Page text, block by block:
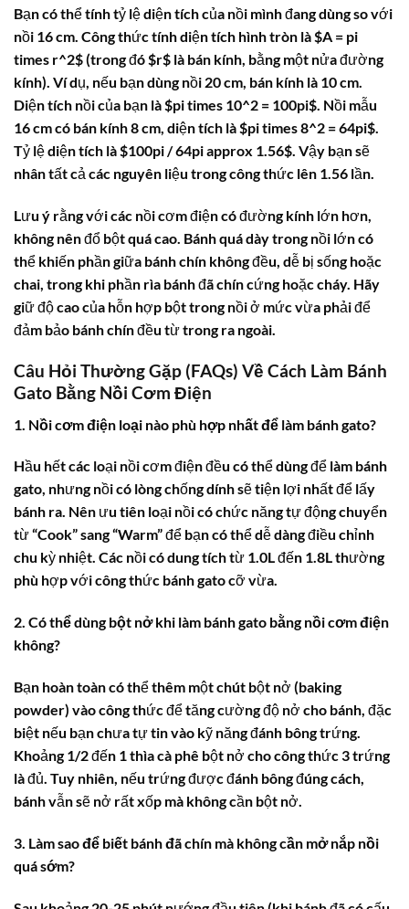
Bạn có thể tính tỷ lệ diện tích của nồi mình đang dùng so với
nồi 16 cm. Công thức tính diện tích hình tròn là $A = pi
times r^2$ (trong đó $r$ là bán kính, bằng một nửa đường
kính). Ví dụ, nếu bạn dùng nồi 20 cm, bán kính là 10 cm.
Diện tích nồi của bạn là $pi times 10^2 = 100pi$. Nồi mẫu
16 cm có bán kính 8 cm, diện tích là $pi times 8^2 = 64pi$.
Tỷ lệ diện tích là $100pi / 64pi approx 1.56$. Vậy bạn sẽ
nhân tất cả các nguyên liệu trong công thức lên 1.56 lần.
Lưu ý rằng với các nồi cơm điện có đường kính lớn hơn,
không nên đổ bột quá cao. Bánh quá dày trong nồi lớn có
thể khiến phần giữa bánh chín không đều, dễ bị sống hoặc
chai, trong khi phần rìa bánh đã chín cứng hoặc cháy. Hãy
giữ độ cao của hỗn hợp bột trong nồi ở mức vừa phải để
đảm bảo bánh chín đều từ trong ra ngoài.
Câu Hỏi Thường Gặp (FAQs) Về Cách Làm Bánh
Gato Bằng Nồi Cơm Điện
1. Nồi cơm điện loại nào phù hợp nhất để làm bánh gato?
Hầu hết các loại nồi cơm điện đều có thể dùng để làm bánh
gato, nhưng nồi có lòng chống dính sẽ tiện lợi nhất để lấy
bánh ra. Nên ưu tiên loại nồi có chức năng tự động chuyển
từ “Cook” sang “Warm” để bạn có thể dễ dàng điều chỉnh
chu kỳ nhiệt. Các nồi có dung tích từ 1.0L đến 1.8L thường
phù hợp với công thức bánh gato cỡ vừa.
2. Có thể dùng bột nở khi làm bánh gato bằng nồi cơm điện
không?
Bạn hoàn toàn có thể thêm một chút bột nở (baking
powder) vào công thức để tăng cường độ nở cho bánh, đặc
biệt nếu bạn chưa tự tin vào kỹ năng đánh bông trứng.
Khoảng 1/2 đến 1 thìa cà phê bột nở cho công thức 3 trứng
là đủ. Tuy nhiên, nếu trứng được đánh bông đúng cách,
bánh vẫn sẽ nở rất xốp mà không cần bột nở.
3. Làm sao để biết bánh đã chín mà không cần mở nắp nồi
quá sớm?